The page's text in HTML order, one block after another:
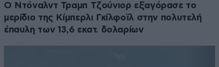
Ο Ντόναλντ Τραμπ Τζούνιορ εξαγόρασε το
μερίδιο της Κίμπερλι Γκίλφοϊλ στην πολυτελή
έπαυλη των 13,6 εκατ. δολαρίων